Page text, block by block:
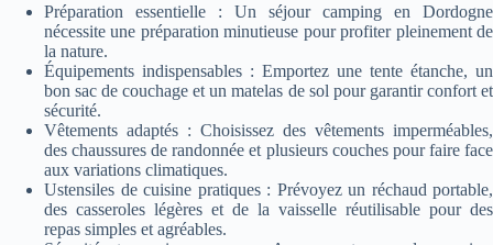
Préparation essentielle : Un séjour camping en Dordogne
nécessite une préparation minutieuse pour profiter pleinement de
la nature.
Équipements indispensables : Emportez une tente étanche, un
bon sac de couchage et un matelas de sol pour garantir confort et
sécurité.
Vêtements adaptés : Choisissez des vêtements imperméables,
des chaussures de randonnée et plusieurs couches pour faire face
aux variations climatiques.
Ustensiles de cuisine pratiques : Prévoyez un réchaud portable,
des casseroles légères et de la vaisselle réutilisable pour des
repas simples et agréables.